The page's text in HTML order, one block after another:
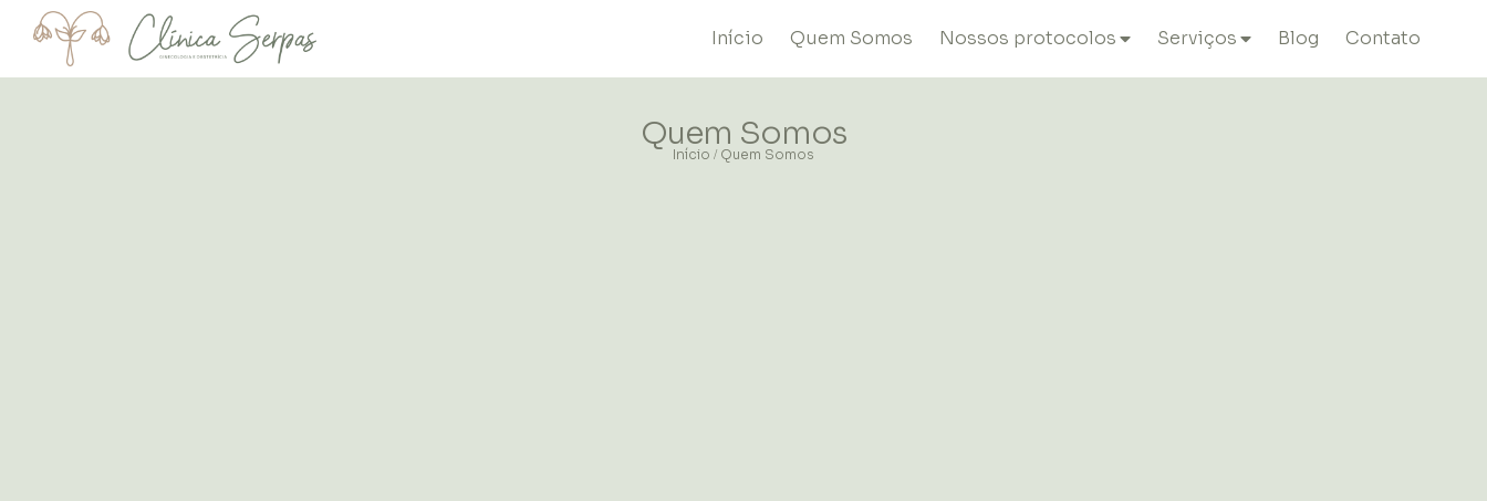
Início Quem Somos Nossos protocolos Serviços Blog Contato
Quem Somos
Início / Quem Somos